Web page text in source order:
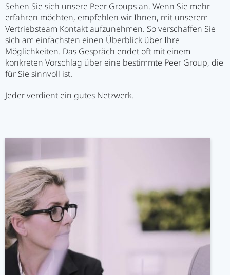
Sehen Sie sich unsere Peer Groups an. Wenn Sie mehr
erfahren möchten, empfehlen wir Ihnen, mit unserem
Vertriebsteam Kontakt aufzunehmen. So verschaffen Sie
sich am einfachsten einen Überblick über Ihre
Möglichkeiten. Das Gespräch endet oft mit einem
konkreten Vorschlag über eine bestimmte Peer Group, die
für Sie sinnvoll ist.
Jeder verdient ein gutes Netzwerk.